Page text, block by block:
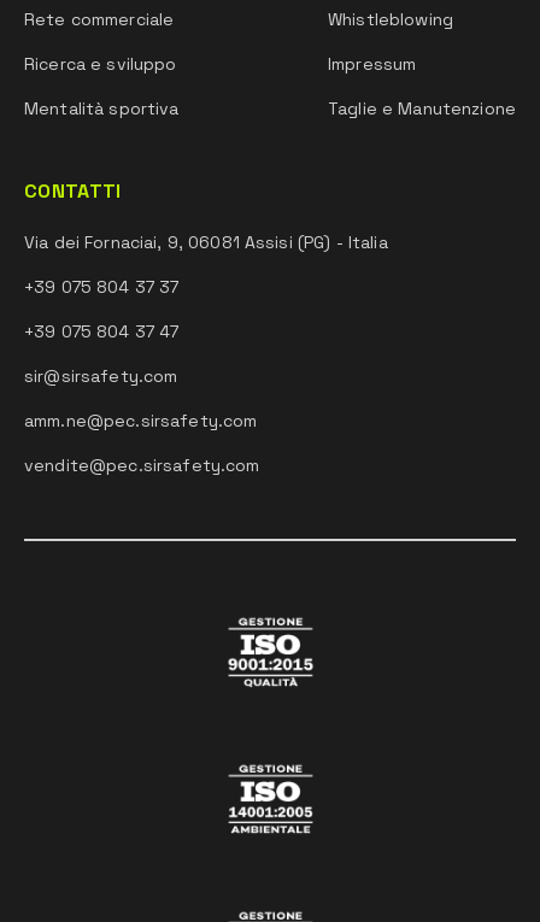
Rete commerciale
Ricerca e sviluppo
Mentalità sportiva
Whistleblowing
Impressum
Taglie e Manutenzione
CONTATTI
Via dei Fornaciai, 9, 06081 Assisi (PG) - Italia
+39 075 804 37 37
+39 075 804 37 47
sir@sirsafety.com
amm.ne@pec.sirsafety.com
vendite@pec.sirsafety.com